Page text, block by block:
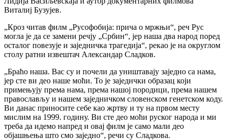
Виталиј Бузујев.
„Кроз читав филм „Русофобија: прича о мржњи“, реч Рус
могла је да се замени речју „Србин“, јер наша два народ поред
осталог повезује и заједничка трагедија“, рекао је на округлом
столу ратни извештач Александар Сладков.
„Браћо наша. Вас су и почели да уништавају заједно са нама,
јер сте ви део наше моћи. То је заједнчки образац који
примењују према нама, према нашој породици, према нашем
православљу и нашем заједничком словенском генетском коду.
Ви данас приносите себе као жртву и ту на првом месту
мислим на 1999. годину. Ви сте део моћи руског народа и ми
треба да идемо напред и овај филм је само мали део
објашњења што смо заједно“, речи су Сладкова.